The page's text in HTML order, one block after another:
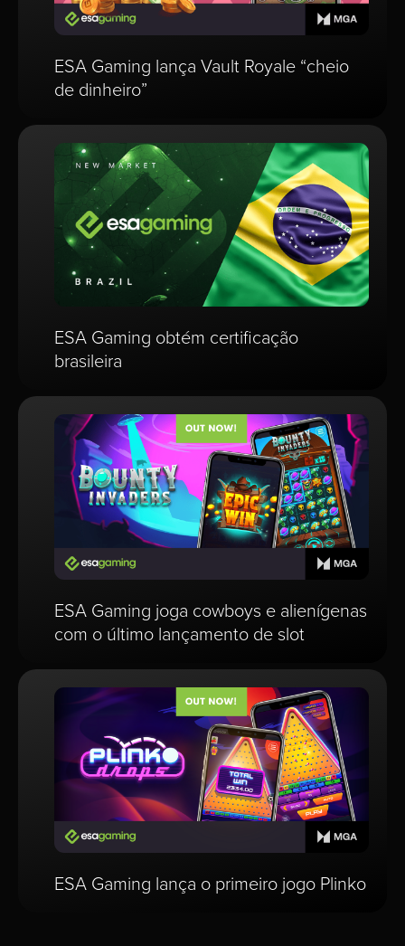
ESA Gaming lança Vault Royale “cheio
de dinheiro”
ESA Gaming obtém certificação
brasileira
ESA Gaming joga cowboys e alienígenas
com o último lançamento de slot
ESA Gaming lança o primeiro jogo Plinko